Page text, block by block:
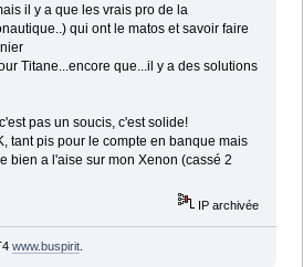
il y a que les vrais pro de la
qui ont le matos et savoir faire
Titane...encore que...il y a des solutions
pas un soucis, c'est solide!
tant pis pour le compte en banque mais
bien a l'aise sur mon Xenon (cassé 2
IP archivée
www.buspirit.